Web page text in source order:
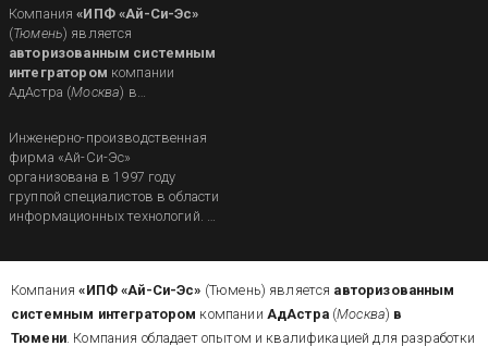
Компания «ИПФ «Ай-Си-Эс»
(Тюмень) является
авторизованным системным
интегратором компании
АдАстра (Москва) в
опытом и квалификацией для
разработки прикладных АСУ ТП
на базе SCADA TRACE MODE.
Инженерно-производственная
фирма «Ай-Си-Эс»
организована в 1997 году
группой специалистов в области
информационных технологий. С
предлагая
высокотехнологичные решения
в области...
Компания«ИПФ «Ай-Си-Эс» (Тюмень) является авторизованным
системным интегратором компании АдАстра (Москва) в
Тюмени. Компания обладает опытом и квалификацией для разработки